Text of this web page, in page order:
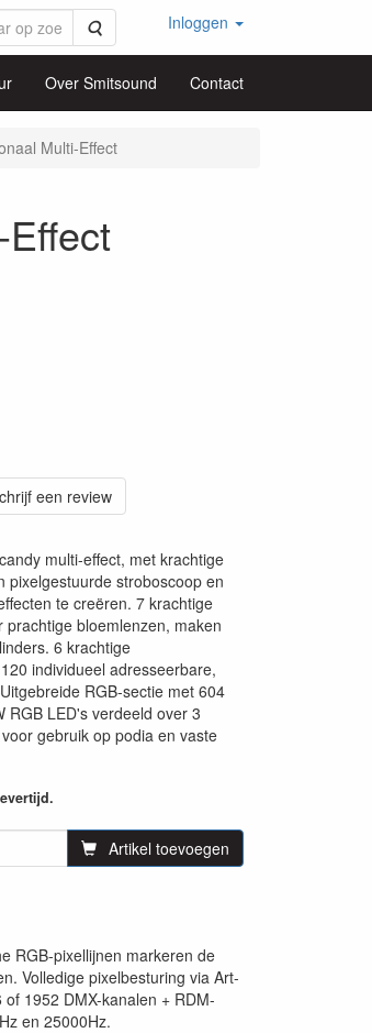
Zoeken Inloggen
Over Smitsound Contact
Multi-Effect
een review
multi-effect, met krachtige
pixelgestuurde stroboscoop en
te creëren. 7 krachtige
prachtige bloemlenzen, maken
6 krachtige
individueel adresseerbare,
RGB-sectie met 604
RGB LED's verdeeld over 3
gebruik op podia en vaste
Artikel toevoegen
RGB-pixellijnen markeren de
Volledige pixelbesturing via Art-
1952 DMX-kanalen + RDM-
en 25000Hz.